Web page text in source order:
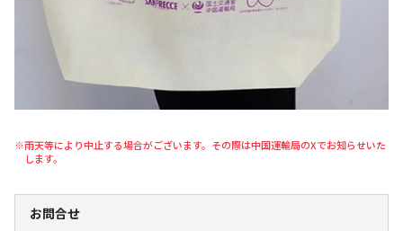
※雨天等により中止する場合がございます。その際は中国運輸局のXでお知らせいた
します。
お問合せ